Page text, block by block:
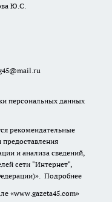
Ю.С.
персональных данных
рекомендательные
и анализа сведений,
сети "Интернет",
Подробнее
«www.gazeta45.com»